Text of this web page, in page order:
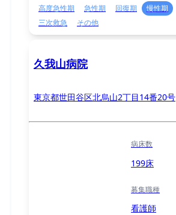
高度急性期 急性期 回復期 慢性期
三次救急
その他
久我山病院
東京都世田谷区北烏山2丁目14番20号
病床数
199床
募集職種
看護師